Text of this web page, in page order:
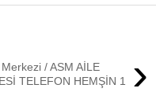
›
/ ASM AİLE
TELEFON HEMŞİN 1